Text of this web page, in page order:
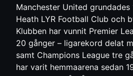
Manchester United
Heath LYR Football Club och
Klubben har vunnit Premier
20 gånger – ligarekord delat
samt Champions League tre
har varit hemmaarena sedan